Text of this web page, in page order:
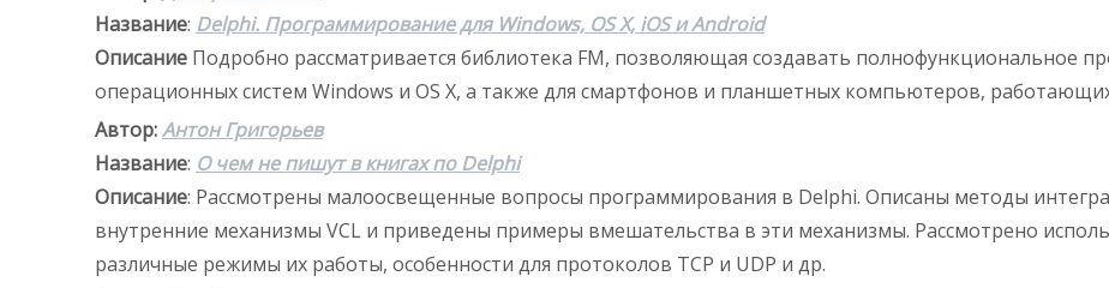
Название: Delphi. Программирование для Windows, OS X, iOS и Android
Описание Подробно рассматривается библиотека FM, позволяющая создавать полнофункциональное
операционных систем Windows и OS X, а также для смартфонов и планшетных компьютеров,
Автор:Антон Григорьев
Название: О чем не пишут в книгах по Delphi
Описание: Рассмотрены малоосвещенные вопросы программирования в Delphi. Описаны методы
внутренние механизмы VCL и приведены примеры вмешательства в эти механизмы. Рассмотрено
различные режимы их работы, особенности для протоколов TCP и UDP и др.